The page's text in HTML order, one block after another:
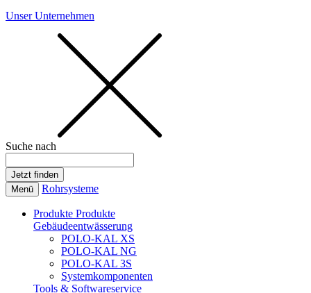
Unser Unternehmen
Suche nach
Menü Rohrsysteme
Produkte Produkte
Gebäudeentwässerung
POLO-KAL XS
POLO-KAL NG
POLO-KAL 3S
Systemkomponenten
Tools & Softwareservice